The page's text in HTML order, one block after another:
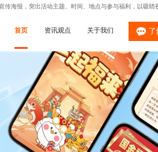
传海报，突出活动主题、时间、地点与参与福利，以吸睛
首页 资讯观点 关于我们 了